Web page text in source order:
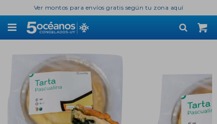
Ver montos para envíos gratis según tu zona aquí
